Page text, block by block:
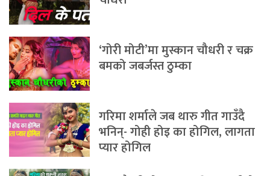
‘गोरी मोटी’मा मुस्कान चौधरी र चक्र
बमको जबर्जस्त ठुम्का
गरिमा शर्माले जब थारु गीत गाउँदै
भनिन्- गोही होइ का होगिल, लागता
प्यार होगिल